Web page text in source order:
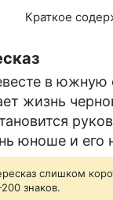
Краткое
в
жизнь
юноше и его
слишком
знаков.